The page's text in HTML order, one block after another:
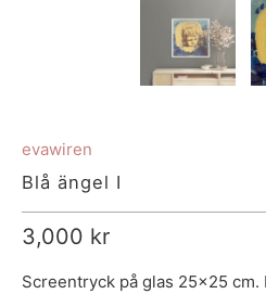
evawiren
Blå ängel I
3,000 kr
Screentryck på glas 25x25